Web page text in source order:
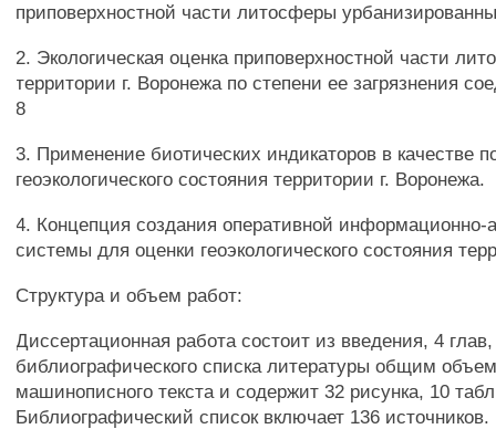
приповерхностной части литосферы
2. Экологическая оценка приповерхностной части
территории г. Воронежа по степени ее загрязнения
8
3. Применение биотических индикаторов в качестве
геоэкологического состояния территории г. Воронежа.
4. Концепция создания оперативной информационно-
системы для оценки геоэкологического состояния
Структура и объем работ:
Диссертационная работа состоит из введения, 4
библиографического списка литературы общим
машинописного текста и содержит 32 рисунка, 10
Библиографический список включает 136 источников.